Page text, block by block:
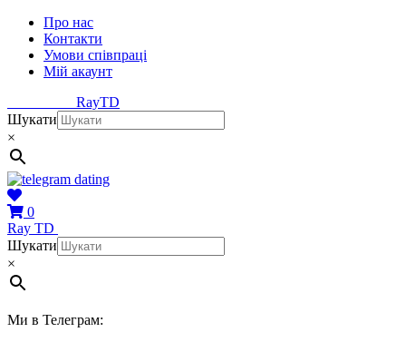
Про нас
Контакти
Умови співпраці
Мій акаунт
RayTD
Шукати
×
0
Ray TD
Шукати
×
Ми в Телеграм: